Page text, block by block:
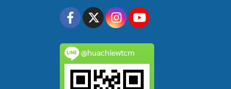
@huachiewtcm